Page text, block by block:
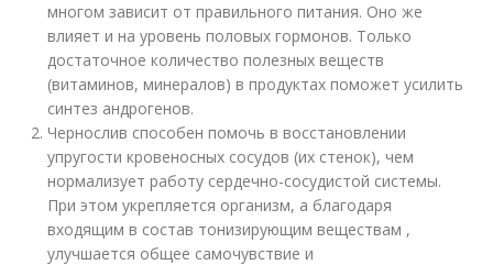
многом зависит от правильного питания. Оно же
влияет и на уровень половых гормонов. Только
достаточное количество полезных веществ
(витаминов, минералов) в продуктах поможет усилить
синтез андрогенов.
Чернослив способен помочь в восстановлении
упругости кровеносных сосудов (их стенок), чем
нормализует работу сердечно-сосудистой системы.
При этом укрепляется организм, а благодаря
входящим в состав тонизирующим веществам ,
улучшается общее самочувствие и